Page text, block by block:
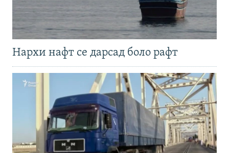
Нархи нафт се дарсад боло рафт